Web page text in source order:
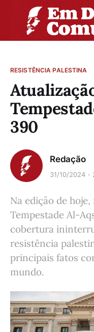
RESISTÊNCIA PALESTINA
390
Redação
31/10/2024
Na edição de
Tempestade Al-
cobertura
resistência
principais fatos
mundo.